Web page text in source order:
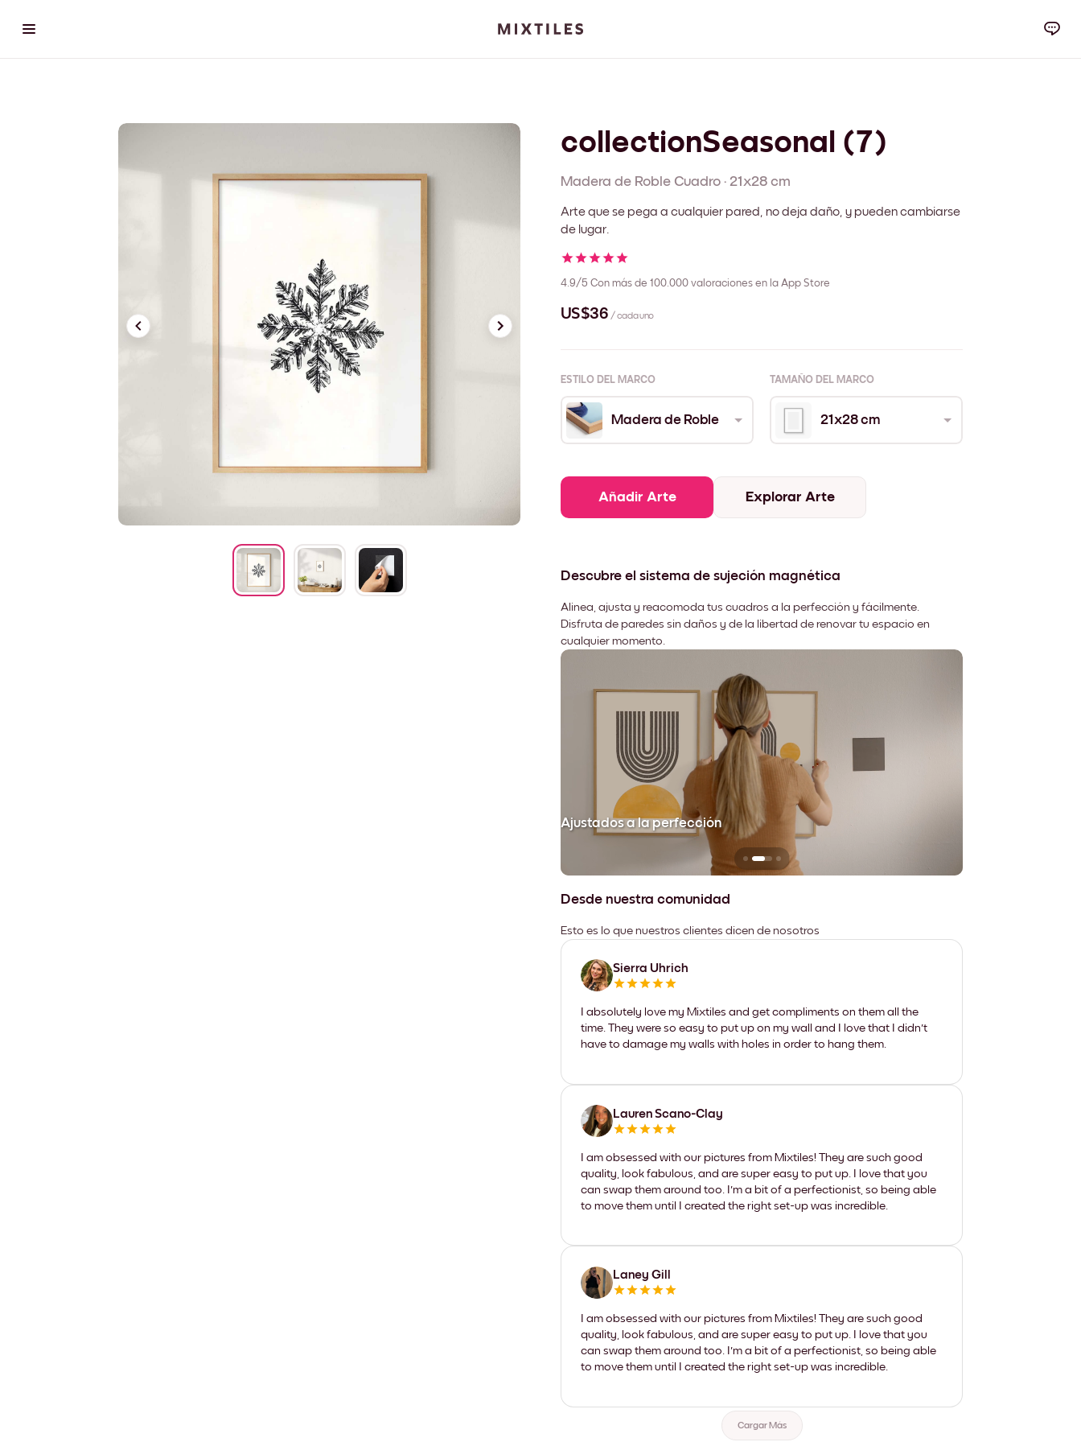
collectionSeasonal (7)
Madera de Roble Cuadro · 21x28 cm
Arte que se pega a cualquier pared, no deja daño, y pueden cambiarse
de lugar.
4.9/5 Con más de 100.000 valoraciones en la App Store
US$36 / cada uno
ESTILO DEL MARCO TAMAÑO DEL MARCO
Madera de Roble 21x28 cm
Añadir Arte Explorar Arte
Descubre el sistema de sujeción magnética
Alinea, ajusta y reacomoda tus cuadros a la perfección y fácilmente.
Disfruta de paredes sin daños y de la libertad de renovar tu espacio en
cualquier momento.
Ajustados a la perfección
Desde nuestra comunidad
Esto es lo que nuestros clientes dicen de nosotros
Sierra Uhrich
I absolutely love my Mixtiles and get compliments on them all the
time. They were so easy to put up on my wall and I love that I didn't
have to damage my walls with holes in order to hang them.
Lauren Scano-Clay
I am obsessed with our pictures from Mixtiles! They are such good
quality, look fabulous, and are super easy to put up. I love that you
can swap them around too. I'm a bit of a perfectionist, so being able
to move them until I created the right set-up was incredible.
Laney Gill
I am obsessed with our pictures from Mixtiles! They are such good
quality, look fabulous, and are super easy to put up. I love that you
can swap them around too. I'm a bit of a perfectionist, so being able
to move them until I created the right set-up was incredible.
Cargar Más